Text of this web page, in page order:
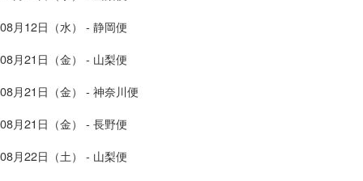
08月12日（水） - 静岡便
08月21日（金） - 山梨便
08月21日（金） - 神奈川便
08月21日（金） - 長野便
08月22日（土） - 山梨便